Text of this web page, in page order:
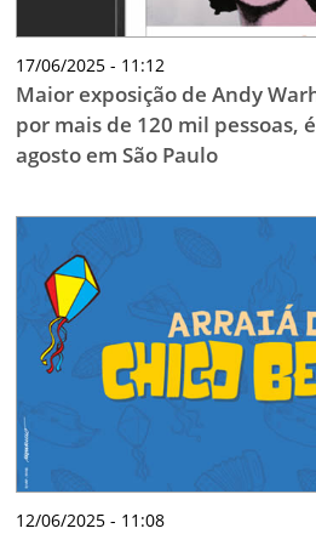
17/06/2025 - 11:12
Maior exposição de Andy
por mais de 120 mil pessoas,
agosto em São Paulo
12/06/2025 - 11:08